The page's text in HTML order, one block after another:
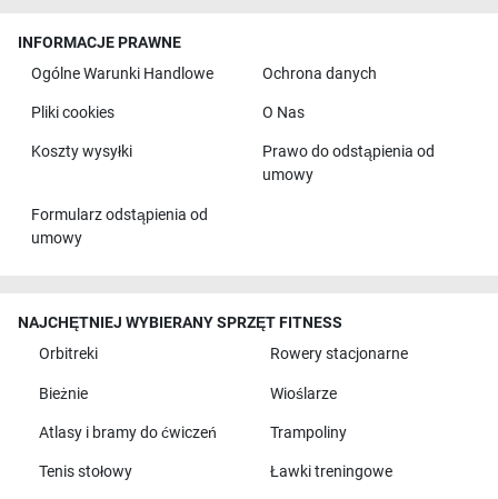
INFORMACJE PRAWNE
Ogólne Warunki Handlowe
Ochrona danych
Pliki cookies O Nas
Koszty wysyłki
Prawo do odstąpienia od
umowy
Formularz odstąpienia od
umowy
NAJCHĘTNIEJ WYBIERANY SPRZĘT FITNESS
Orbitreki
Rowery stacjonarne
Bieżnie Wioślarze
Atlasy i bramy do ćwiczeń Trampoliny
Tenis stołowy Ławki treningowe